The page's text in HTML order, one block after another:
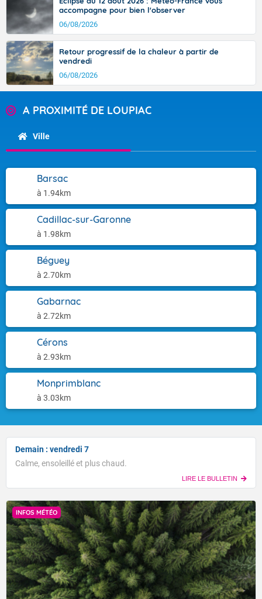
accompagne pour bien l'observer
06/08/2026
Retour progressif de la chaleur à partir de
vendredi
06/08/2026
A PROXIMITÉ DE LOUPIAC
Ville
Barsac
à 1.94km
Cadillac-sur-Garonne
à 1.98km
Béguey
à 2.70km
Gabarnac
à 2.72km
Cérons
à 2.93km
Monprimblanc
à 3.03km
Demain : vendredi 7
Calme, ensoleillé et plus chaud.
LIRE LE BULLETIN
INFOS MÉTÉO